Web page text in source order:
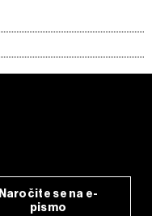
Naročite se na e-
pismo